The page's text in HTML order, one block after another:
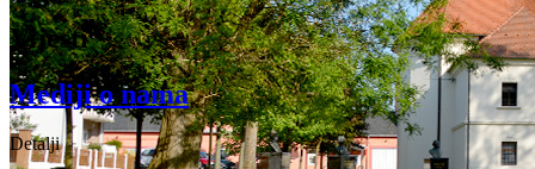
Vijesti
Mediji o nama
Detalji